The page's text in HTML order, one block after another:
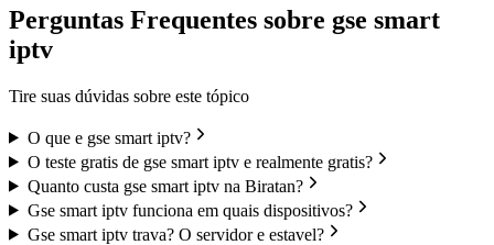
Perguntas Frequentes sobre gse smart
iptv
Tire suas dúvidas sobre este tópico
O que e gse smart iptv?
O teste gratis de gse smart iptv e realmente gratis?
Quanto custa gse smart iptv na Biratan?
Gse smart iptv funciona em quais dispositivos?
Gse smart iptv trava? O servidor e estavel?